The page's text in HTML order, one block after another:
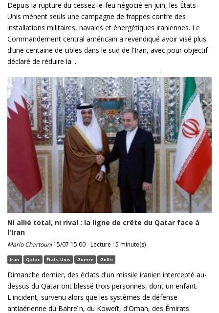
Depuis la rupture du cessez-le-feu négocié en juin, les États-
Unis mènent seuls une campagne de frappes contre des
installations militaires, navales et énergétiques iraniennes. Le
Commandement central américain a revendiqué avoir visé plus
d’une centaine de cibles dans le sud de l'Iran, avec pour objectif
déclaré de réduire la ...
Ni allié total, ni rival : la ligne de crête du Qatar face à
l'Iran
Mario Chartouni15/07 15:00 - Lecture : 5 minute(s)
Iran Qatar États-Unis Guerre Golfe
Dimanche dernier, des éclats d'un missile iranien intercepté au-
dessus du Qatar ont blessé trois personnes, dont un enfant.
L'incident, survenu alors que les systèmes de défense
antiaérienne du Bahreïn, du Koweït, d'Oman, des Émirats